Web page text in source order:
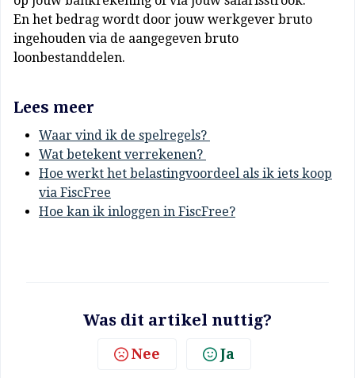
En het bedrag wordt door jouw werkgever bruto
ingehouden via de aangegeven bruto
loonbestanddelen.
Lees meer
Waar vind ik de spelregels?
Wat betekent verrekenen?
Hoe werkt het belastingvoordeel als ik iets koop
via FiscFree
Hoe kan ik inloggen in FiscFree?
Was dit artikel nuttig?
Nee Ja